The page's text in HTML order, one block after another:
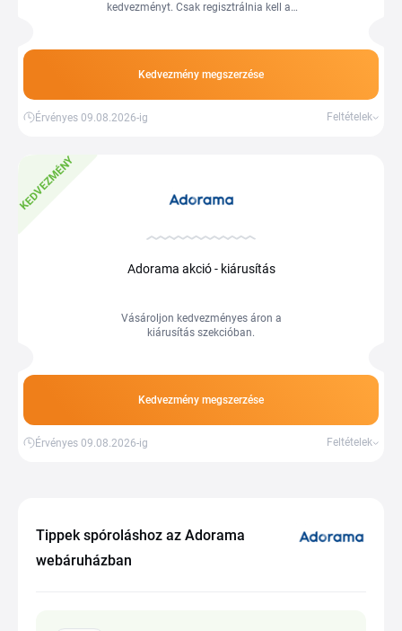
kedvezményt. Csak regisztrálnia kell az
Kedvezmény megszerzése
Érvényes 09.08.2026-ig Feltételek
KEDVEZMÉNY
Adorama akció - kiárusítás
Vásároljon kedvezményes áron a
kiárusítás szekcióban.
Kedvezmény megszerzése
Érvényes 09.08.2026-ig Feltételek
Tippek spóroláshoz az Adorama
webáruházban